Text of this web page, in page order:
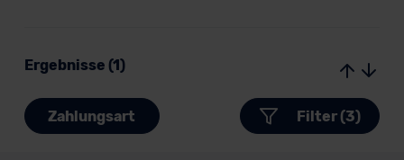
Ergebnisse (1)
Zahlungsart Filter (3)